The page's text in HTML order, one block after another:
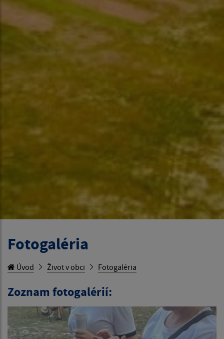
Fotogaléria
Úvod Život v obci Fotogaléria
Zoznam fotogalérií: